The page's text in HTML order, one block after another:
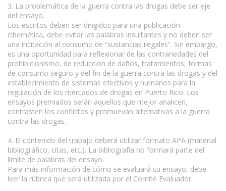
3. La problemática de la guerra contra las drogas debe ser eje
del ensayo.
Los escritos deben ser dirigidos para una publicación
cibernética, debe evitar las palabras insultantes y no deben ser
una incitación al consumo de “sustancias ilegales”. Sin embargo,
es una oportunidad para reflexionar de las contrariedades del
prohibicionismo, de reducción de daños, tratamientos, formas
de consumo seguro y del fin de la guerra contra las drogas y del
establecimiento de sistemas efectivos y humanos para la
regulación de los mercados de drogas en Puerto Rico. Los
ensayos premiados serán aquellos que mejor analicen,
contrasten los conflictos y promuevan alternativas a la guerra
contra las drogas.
4. El contenido del trabajo deberá utilizar formato APA (material
bibliográfico, citas, etc.). La bibliografía no formará parte del
límite de palabras del ensayo.
Para más información de cómo se evaluará su ensayo, debe
leer la rúbrica que será utilizada por el Comité Evaluador.